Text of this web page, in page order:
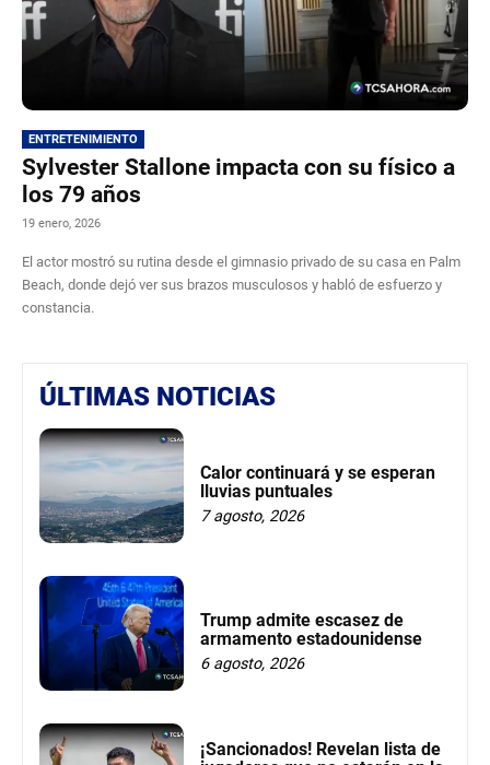
ENTRETENIMIENTO
Sylvester Stallone impacta con su físico a
los 79 años
19 enero, 2026
El actor mostró su rutina desde el gimnasio privado de su casa en Palm
Beach, donde dejó ver sus brazos musculosos y habló de esfuerzo y
constancia.
ÚLTIMAS NOTICIAS
Calor continuará y se esperan
lluvias puntuales
7 agosto, 2026
Trump admite escasez de
armamento estadounidense
6 agosto, 2026
¡Sancionados! Revelan lista de